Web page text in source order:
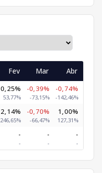
Fev Mar Abr
0,25%
53,77%
-0,39%
-73,15%
-0,74%
-142,46%
2,14%
246,65%
-0,70%
-66,47%
1,00%
127,31%
-
-
-
-
-
-